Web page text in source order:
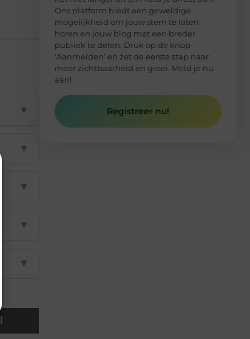
▼
▼
▼
▼
▼
Ons platform biedt een geweldige
mogelijkheid om jouw stem te laten
horen en jouw blog met een breder
publiek te delen. Druk op de knop
‘Aanmelden’ en zet de eerste stap naar
meer zichtbaarheid en groei. Meld je nu
aan!
Registreer nu!